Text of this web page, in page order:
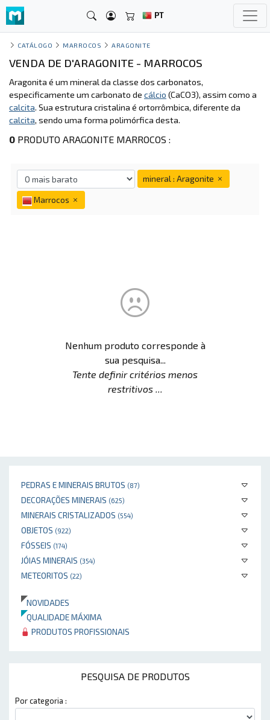
PT
PEDRAS E MINERAIS BRUTOS (87)
DECORAÇÕES MINERAIS (625)
MINERAIS CRISTALIZADOS (554)
OBJETOS (922)
FÓSSEIS (174)
JÓIAS MINERAIS (354)
METEORITOS (22)
NOVIDADES
QUALIDADE MÁXIMA
PRODUTOS PROFISSIONAIS
PESQUISA DE PRODUTOS
Por categoria :
CATÁLOGO MARROCOS ARAGONITE
VENDA DE D'ARAGONITE - MARROCOS
Aragonita é um mineral da classe dos carbonatos,
especificamente um carbonato de cálcio (CaCO3), assim como a
calcita. Sua estrutura cristalina é ortorrômbica, diferente da
calcita, sendo uma forma polimórfica desta.
0 PRODUTO ARAGONITE MARROCOS :
mineral : Aragonite
Marrocos
Nenhum produto corresponde à
sua pesquisa...
Tente definir critérios menos
restritivos ...